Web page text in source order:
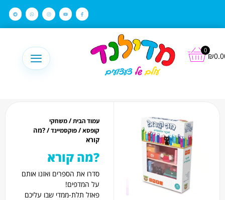
₪
0
עמוד הבית/משחקי
קופסא/פוקסמיינד/ ?מה
קורא
?מה קורא
סדרו את הספרים ואזנו אותם
על המדפים!
פאזל תלת-ממדי שבו עליכם